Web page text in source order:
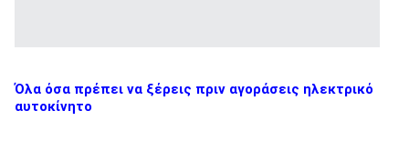
Όλα όσα πρέπει να ξέρεις πριν αγοράσεις ηλεκτρικό
αυτοκίνητο